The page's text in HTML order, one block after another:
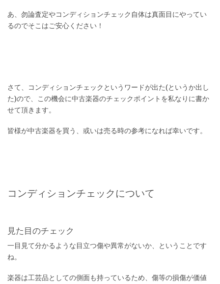
あ、勿論査定やコンディションチェック自体は真面目にやってい
るのでそこはご安心ください！
さて、コンディションチェックというワードが出た(というか出し
た)ので、この機会に中古楽器のチェックポイントを私なりに書か
せて頂きます。
皆様が中古楽器を買う、或いは売る時の参考になれば幸いです。
コンディションチェックについて
見た目のチェック
一目見て分かるような目立つ傷や異常がないか、ということです
ね。
楽器は工芸品としての側面も持っているため、傷等の損傷が価値